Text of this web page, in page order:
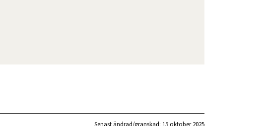
Senast ändrad/granskad: 15 oktober 2025